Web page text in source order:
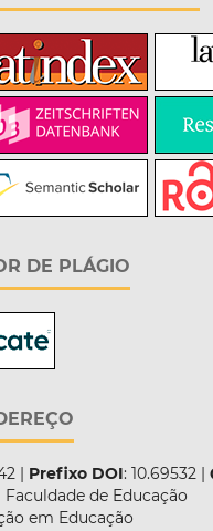
DE PLÁGIO
| Prefixo DOI: 10.69532 |
de Educação
em Educação